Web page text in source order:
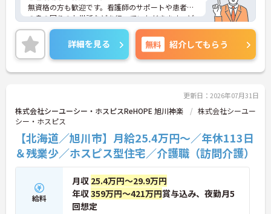
無資格の方も歓迎です。看護師のサポートや患者様
の身の回りのお世話などを行っていただきます。ど
んな方とも円滑にコミュニケーションをとれる方を
募集しています。
ご興味のある方には、面接対策ポイントなど、さら
に詳細をお話しいたしますのでお気軽にご相談くだ
さい！
詳細を見る 無料 紹介してもらう
更新日：2026年07月31日
株式会社シーユーシー・ホスピスReHOPE 旭川神楽
株式会社シーユー
シー・ホスピス
【北海道／旭川市】月給25.4万円～／年休113日
＆残業少／ホスピス型住宅／介護職（訪問介護）
給料
月収 25.4万円～29.9万円
年収359万円～421万円賞与込み、夜勤月5
回想定